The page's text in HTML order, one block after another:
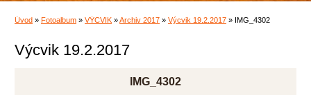
Úvod » Fotoalbum » VÝCVIK »Archiv 2017 » Výcvik 19.2.2017 » IMG_4302
Výcvik 19.2.2017
IMG_4302